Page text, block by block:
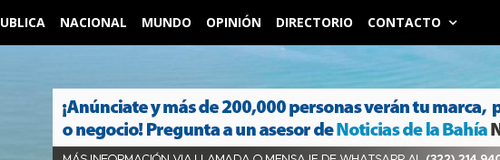
NACIONAL MUNDO OPINIÓN DIRECTORIO CONTACTO